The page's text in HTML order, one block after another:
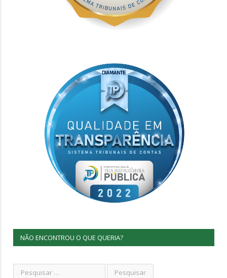
NÃO ENCONTROU O QUE QUERIA?